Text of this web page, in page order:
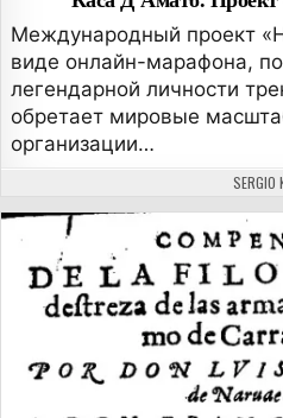
Международный проект
виде онлайн-марафона,
легендарной личности
обретает мировые
организации…
АВТОР:
SERGIO